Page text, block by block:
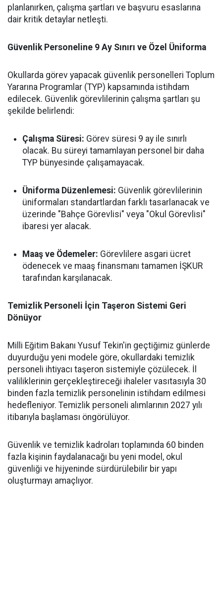
planlanırken, çalışma şartları ve başvuru esaslarına
dair kritik detaylar netleşti.
Güvenlik Personeline 9 Ay Sınırı ve Özel Üniforma
Okullarda görev yapacak güvenlik personelleri Toplum
Yararına Programlar (TYP) kapsamında istihdam
edilecek. Güvenlik görevlilerinin çalışma şartları şu
şekilde belirlendi:
Çalışma Süresi: Görev süresi 9 ay ile sınırlı
olacak. Bu süreyi tamamlayan personel bir daha
TYP bünyesinde çalışamayacak.
Üniforma Düzenlemesi: Güvenlik görevlilerinin
üniformaları standartlardan farklı tasarlanacak ve
üzerinde "Bahçe Görevlisi" veya "Okul Görevlisi"
ibaresi yer alacak.
Maaş ve Ödemeler: Görevlilere asgari ücret
ödenecek ve maaş finansmanı tamamen İŞKUR
tarafından karşılanacak.
Temizlik Personeli İçin Taşeron Sistemi Geri
Dönüyor
Milli Eğitim Bakanı Yusuf Tekin'in geçtiğimiz günlerde
duyurduğu yeni modele göre, okullardaki temizlik
personeli ihtiyacı taşeron sistemiyle çözülecek. İl
valiliklerinin gerçekleştireceği ihaleler vasıtasıyla 30
binden fazla temizlik personelinin istihdam edilmesi
hedefleniyor. Temizlik personeli alımlarının 2027 yılı
itibarıyla başlaması öngörülüyor.
Güvenlik ve temizlik kadroları toplamında 60 binden
fazla kişinin faydalanacağı bu yeni model, okul
güvenliği ve hijyeninde sürdürülebilir bir yapı
oluşturmayı amaçlıyor.